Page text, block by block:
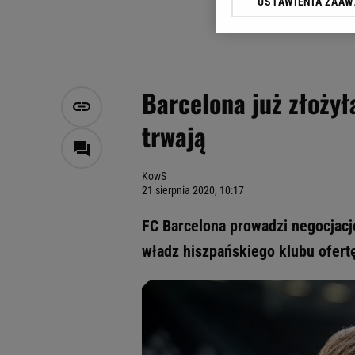
Barcelona już
trwają
KowS
21 sierpnia 2020, 10:17
FC Barcelona prowadzi
władz hiszpańskiego klubu
Klikając „Akceptuję”
Zaufanych Partnerów i
My, nasi Zaufani
Użycie dokładnych